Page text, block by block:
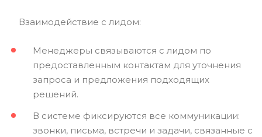
Взаимодействие с лидом:
Менеджеры связываются с лидом по
предоставленным контактам для уточнения
запроса и предложения подходящих
решений.
В системе фиксируются все коммуникации:
звонки, письма, встречи и задачи, связанные с